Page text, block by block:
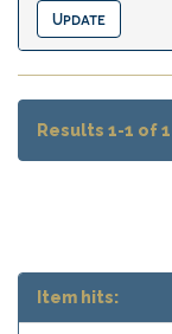
Results 1-1 of
Item hits: